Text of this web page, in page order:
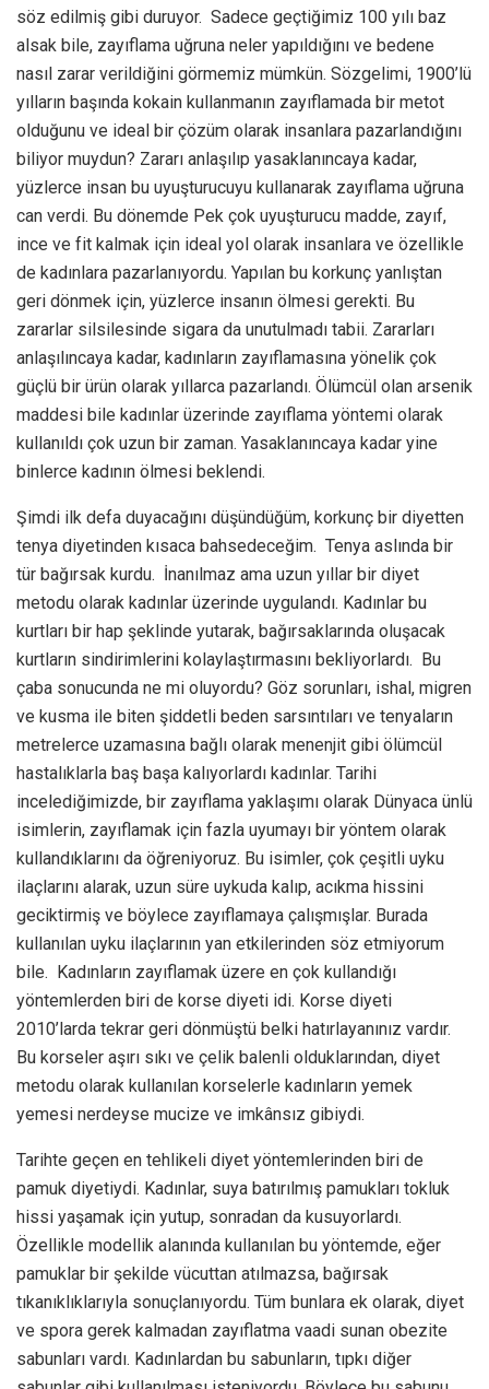
söz edilmiş gibi duruyor. Sadece geçtiğimiz 100 yılı baz
alsak bile, zayıflama uğruna neler yapıldığını ve bedene
nasıl zarar verildiğini görmemiz mümkün. Sözgelimi, 1900’lü
yılların başında kokain kullanmanın zayıflamada bir metot
olduğunu ve ideal bir çözüm olarak insanlara pazarlandığını
biliyor muydun? Zararı anlaşılıp yasaklanıncaya kadar,
yüzlerce insan bu uyuşturucuyu kullanarak zayıflama uğruna
can verdi. Bu dönemde Pek çok uyuşturucu madde, zayıf,
ince ve fit kalmak için ideal yol olarak insanlara ve özellikle
de kadınlara pazarlanıyordu. Yapılan bu korkunç yanlıştan
geri dönmek için, yüzlerce insanın ölmesi gerekti. Bu
zararlar silsilesinde sigara da unutulmadı tabii. Zararları
anlaşılıncaya kadar, kadınların zayıflamasına yönelik çok
güçlü bir ürün olarak yıllarca pazarlandı. Ölümcül olan arsenik
maddesi bile kadınlar üzerinde zayıflama yöntemi olarak
kullanıldı çok uzun bir zaman. Yasaklanıncaya kadar yine
binlerce kadının ölmesi beklendi.
Şimdi ilk defa duyacağını düşündüğüm, korkunç bir diyetten
tenya diyetinden kısaca bahsedeceğim. Tenya aslında bir
tür bağırsak kurdu. İnanılmaz ama uzun yıllar bir diyet
metodu olarak kadınlar üzerinde uygulandı. Kadınlar bu
kurtları bir hap şeklinde yutarak, bağırsaklarında oluşacak
kurtların sindirimlerini kolaylaştırmasını bekliyorlardı. Bu
çaba sonucunda ne mi oluyordu? Göz sorunları, ishal, migren
ve kusma ile biten şiddetli beden sarsıntıları ve tenyaların
metrelerce uzamasına bağlı olarak menenjit gibi ölümcül
hastalıklarla baş başa kalıyorlardı kadınlar. Tarihi
incelediğimizde, bir zayıflama yaklaşımı olarak Dünyaca ünlü
isimlerin, zayıflamak için fazla uyumayı bir yöntem olarak
kullandıklarını da öğreniyoruz. Bu isimler, çok çeşitli uyku
ilaçlarını alarak, uzun süre uykuda kalıp, acıkma hissini
geciktirmiş ve böylece zayıflamaya çalışmışlar. Burada
kullanılan uyku ilaçlarının yan etkilerinden söz etmiyorum
bile. Kadınların zayıflamak üzere en çok kullandığı
yöntemlerden biri de korse diyeti idi. Korse diyeti
2010’larda tekrar geri dönmüştü belki hatırlayanınız vardır.
Bu korseler aşırı sıkı ve çelik balenli olduklarından, diyet
metodu olarak kullanılan korselerle kadınların yemek
yemesi nerdeyse mucize ve imkânsız gibiydi.
Tarihte geçen en tehlikeli diyet yöntemlerinden biri de
pamuk diyetiydi. Kadınlar, suya batırılmış pamukları tokluk
hissi yaşamak için yutup, sonradan da kusuyorlardı.
Özellikle modellik alanında kullanılan bu yöntemde, eğer
pamuklar bir şekilde vücuttan atılmazsa, bağırsak
tıkanıklıklarıyla sonuçlanıyordu. Tüm bunlara ek olarak, diyet
ve spora gerek kalmadan zayıflatma vaadi sunan obezite
sabunları vardı. Kadınlardan bu sabunların, tıpkı diğer